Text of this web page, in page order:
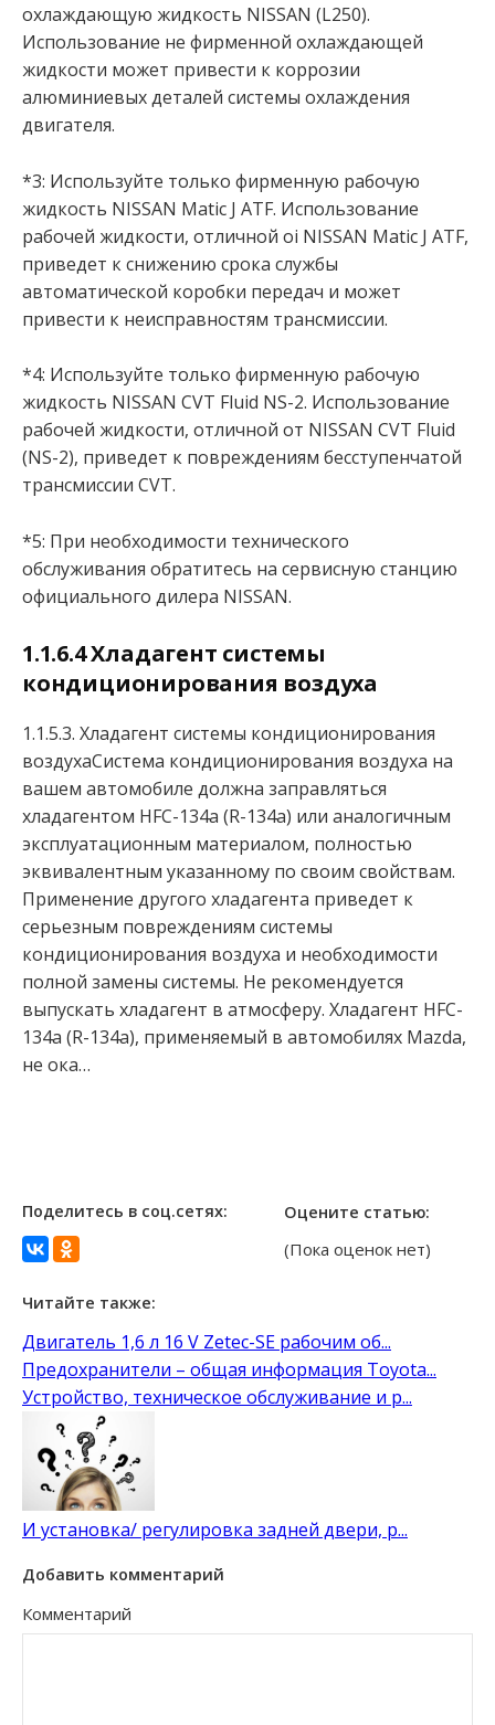
охлаждающую жидкость NISSAN (L250).
Использование не фирменной охлаждающей
жидкости может привести к коррозии
алюминиевых деталей системы охлаждения
двигателя.
*3: Используйте только фирменную рабочую
жидкость NISSAN Matic J ATF. Использование
рабочей жидкости, отличной oi NISSAN Matic J ATF,
приведет к снижению срока службы
автоматической коробки передач и может
привести к неисправностям трансмиссии.
*4: Используйте только фирменную рабочую
жидкость NISSAN CVT Fluid NS-2. Использование
рабочей жидкости, отличной oт NISSAN CVT Fluid
(NS-2), приведет к повреждениям бесступенчатой
трансмиссии CVT.
*5: При необходимости технического
обслуживания обратитесь на сервисную станцию
официального дилера NISSAN.
1.1.6.4 Хладагент системы
кондиционирования воздуха
1.1.5.3. Хладагент системы кондиционирования
воздухаСистема кондиционирования воздуха на
вашем автомобиле должна заправляться
хладагентом HFC-134a (R-134a) или аналогичным
эксплуатационным материалом, полностью
эквивалентным указанному по своим свойствам.
Применение другого хладагента приведет к
серьезным повреждениям системы
кондиционирования воздуха и необходимости
полной замены системы. Не рекомендуется
выпускать хладагент в атмосферу. Хладагент HFC-
134a (R-134а), применяемый в автомобилях Mazda,
не ока…
Поделитесь в соц.сетях: Оцените статью:
(Пока оценок нет)
Читайте также:
Двигатель 1,6 л 16 V Zetec-SE рабочим об...
Предохранители – общая информация Toyota...
Устройство, техническое обслуживание и р...
И установка/ регулировка задней двери, p...
Добавить комментарий
Комментарий